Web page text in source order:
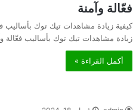
فعّالة وآمنة
كيفية زيادة مشاهدات تيك توك بأساليب
زيادة مشاهدات تيك توك بأساليب فعّالة
أكمل القراءة »